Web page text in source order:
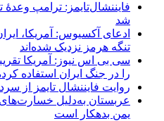
فایننشال‌تایمز: ترامپ وعدۀ
شد
ادعای آکسیوس: آمریکا،
تنگه هرمز نزدیک شده‌اند
سی بی اس نیوز: آمریکا
را در جنگ ایران استفاده
روایت فایننشال تایمز از
عربستان به‌دلیل خسارت‌های
یمن بدهکار است